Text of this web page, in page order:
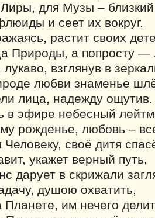
для Музы – близкий
и сеет их вокруг.
растит своих
Природы, а попросту —
взглянув в
любви знаменье
лица, надежду ощутив.
в эфире небесный
рожденье, любовь –
своё дитя
укажет верный путь,
дарует в скрижали
душою охватить,
Планете, им нечего